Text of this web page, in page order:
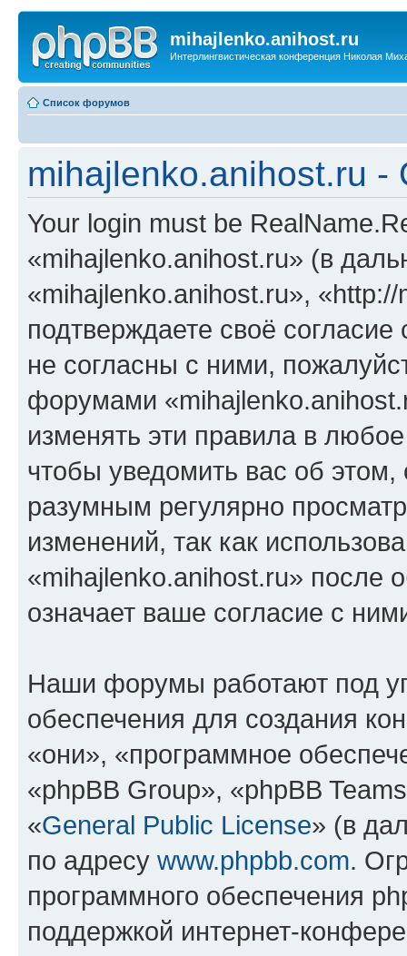
mihajlenko.anihost.ru
Интерлингвистическая конференция Николая
Список форумов
mihajlenko.anihost.ru
Your login must be
«mihajlenko.anihost.ru» (в
«mihajlenko.anihost.ru»,
подтверждаете своё
не согласны с ними,
форумами
изменять эти правила в
чтобы уведомить вас об
разумным регулярно
изменений, так как
«mihajlenko.anihost.ru» после
означает ваше согласие с
Наши форумы работают под
обеспечения для создания
«они», «программное
«phpBB Group», «phpBB
«General Public License» (в
по адресу www.phpbb.com.
программного обеспечения
поддержкой интернет-